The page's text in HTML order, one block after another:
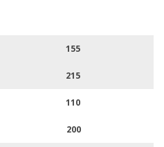
155
215
110
200